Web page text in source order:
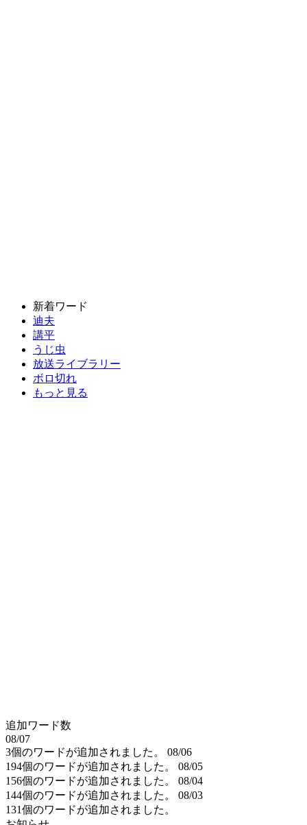
新着ワード
迪夫
講平
うじ虫
放送ライブラリー
ボロ切れ
もっと見る
追加ワード数
08/07
3個のワードが追加されました。
08/06
194個のワードが追加されました。
08/05
156個のワードが追加されました。
08/04
144個のワードが追加されました。
08/03
131個のワードが追加されました。